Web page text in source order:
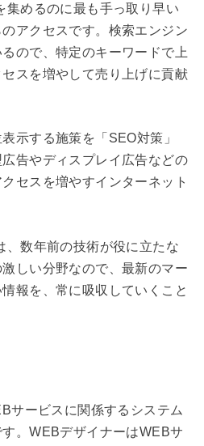
集めるのに最も手っ取り早い
アクセスです。検索エンジン
ので、特定のキーワードで上
スを増やして売り上げに貢献
示する施策を「SEO対策」
告やディスプレイ広告などの
セスを増やすインターネット
、数年前の技術が役に立たな
しい分野なので、最新のマー
報を、常に吸収していくこと
サービスに関係するシステム
。WEBデザイナーはWEBサ